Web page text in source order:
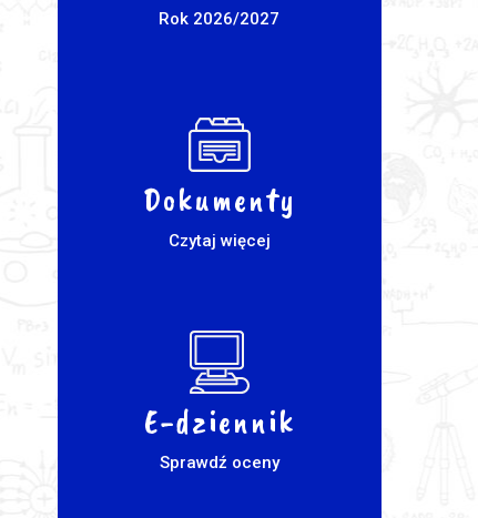
Rok 2026/2027
Dokumenty
Czytaj więcej
E-dziennik
Sprawdź oceny